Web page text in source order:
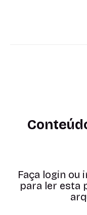
Faça login ou
para ler esta